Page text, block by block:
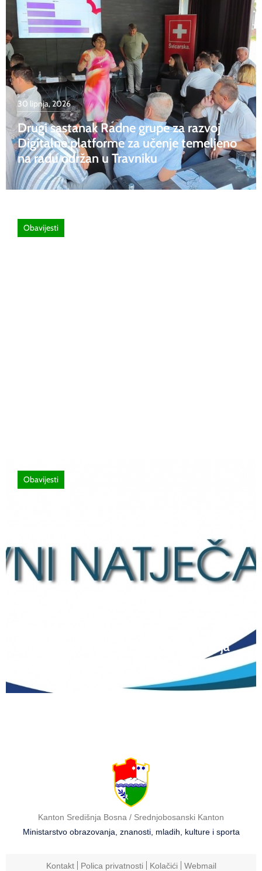
30 lipnja, 2026
Drugi sastanak Radne grupe za razvoj
Digitalne platforme za učenje temeljeno
na radu održan u Travniku
Obavijesti
razred srednjih škola Kantona Središnja
Bosna u školskoj 2026./2027. godini
Obavijesti
Kanton Središnja Bosna / Srednjobosanski Kanton
Ministarstvo obrazovanja, znanosti, mladih, kulture i sporta
Kontakt Polica privatnosti Kolačići Webmail